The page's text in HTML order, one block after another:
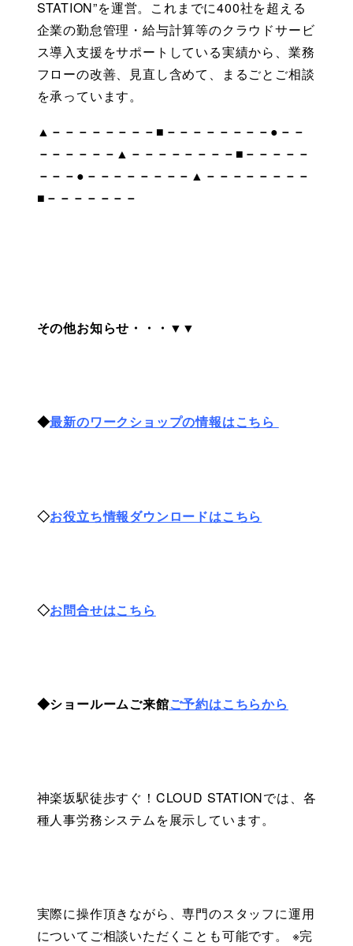
STATION”を運営。これまでに400社を超える
企業の勤怠管理・給与計算等のクラウドサービ
ス導入支援をサポートしている実績から、業務
フローの改善、見直し含めて、まるごとご相談
を承っています。
▲－－－－－－－－■－－－－－－－－●－－
－－－－－－▲－－－－－－－－■－－－－－
－－－●－－－－－－－－▲－－－－－－－－
■－－－－－－－
その他お知らせ・・・▼▼
◆最新のワークショップの情報はこちら
◇お役立ち情報ダウンロードはこちら
◇お問合せはこちら
◆ショールームご来館ご予約はこちらから
神楽坂駅徒歩すぐ！CLOUD STATIONでは、各
種人事労務システムを展示しています。
実際に操作頂きながら、専門のスタッフに運用
についてご相談いただくことも可能です。 ※完